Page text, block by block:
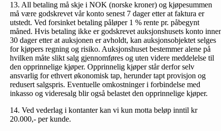
13. All betaling må skje i NOK (norske kroner) og kjøpesummen
må være godskrevet vår konto senest 7 dager etter at faktura er
utstedt. Ved forsinket betaling påløper 1 % rente pr. påbegynt
måned. Hvis betaling ikke er godskrevet auksjonshusets konto
30 dager etter at auksjonen er avholdt, kan auksjonsobjektet selges
for kjøpers regning og risiko. Auksjonshuset bestemmer alene på
hvilken måte slikt salg gjennomføres og uten videre meddelelse til
den opprinnelige kjøper. Opprinnelig kjøper står derfor selv
ansvarlig for ethvert økonomisk tap, herunder tapt provisjon og
redusert salgspris. Eventuelle omkostninger i forbindelse med
inkasso og videresalg blir også belastet den opprinnelige kjøper.
14. Ved vederlag i kontanter kan vi kun motta beløp inntil kr
20.000,- per kunde.